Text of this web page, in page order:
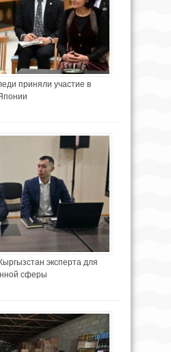
приняли участие в
эксперта для
сферы